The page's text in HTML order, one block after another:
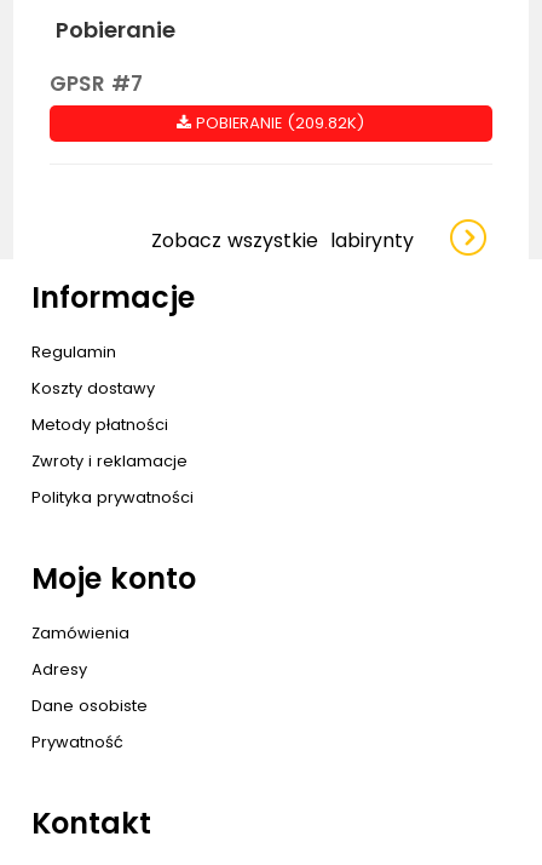
Pobieranie
GPSR #7
POBIERANIE (209.82K)
Zobacz wszystkie labirynty
Informacje
Regulamin
Koszty dostawy
Metody płatności
Zwroty i reklamacje
Polityka prywatności
Moje konto
Zamówienia
Adresy
Dane osobiste
Prywatność
Kontakt